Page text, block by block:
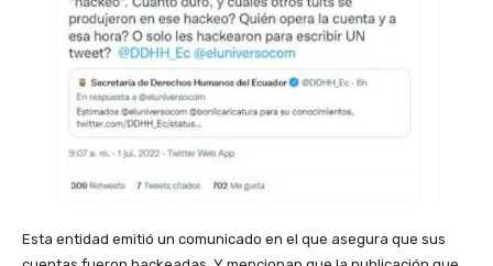
Esta entidad emitió un comunicado en el que asegura que sus